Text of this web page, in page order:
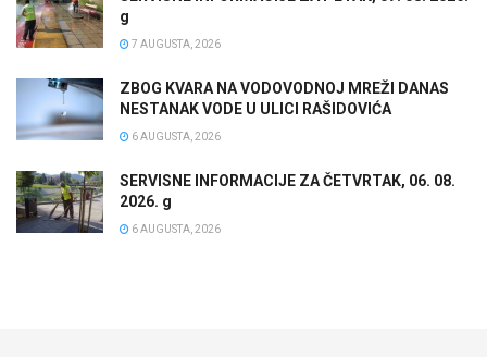
g
7 AUGUSTA, 2026
ZBOG KVARA NA VODOVODNOJ MREŽI DANAS
NESTANAK VODE U ULICI RAŠIDOVIĆA
6 AUGUSTA, 2026
SERVISNE INFORMACIJE ZA ČETVRTAK, 06. 08.
2026. g
6 AUGUSTA, 2026